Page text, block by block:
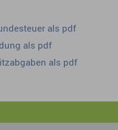
als pdf
als pdf
als pdf